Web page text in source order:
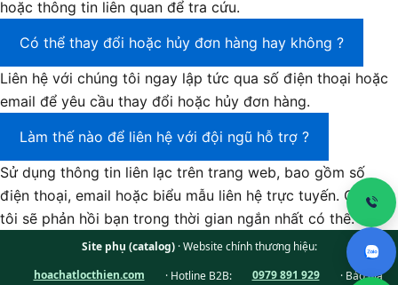
hoặc thông tin liên quan để tra cứu.
Có thể thay đổi hoặc hủy đơn hàng hay không ?
Liên hệ với chúng tôi ngay lập tức qua số điện thoại hoặc
email để yêu cầu thay đổi hoặc hủy đơn hàng.
Làm thế nào để liên hệ với đội ngũ hỗ trợ ?
Sử dụng thông tin liên lạc trên trang web, bao gồm số
điện thoại, email hoặc biểu mẫu liên hệ trực tuyến. Chúng
tôi sẽ phản hồi bạn trong thời gian ngắn nhất có thể.
Site phụ (catalog)· Website chính thương hiệu:
hoachatlocthien.com
· Hotline B2B: 0979 891 929 · Báo giá